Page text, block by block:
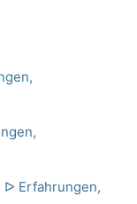
ᐅ Erfahrungen,